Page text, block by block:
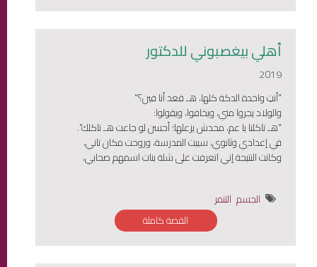
أهلي بيغصبوني للدكتور
2019
"أنتِ واخدة الدكة كلها، هـ قعد أنا فين؟"
والولاد يجروا مني، ويخافوا، ويقولوا:
"هـ تاكلنا يا عم، محدش يزعلها؛ أحسن لو جاعت هـ تاكلك".
في إعدادي وثانوي، سيبت المدرسة، وروحت مكان تاني،
وكانت النتيجة إني اتعرفت على شلة بنات اسمهم صحابي،
الجسم التنمر
القصة كاملة